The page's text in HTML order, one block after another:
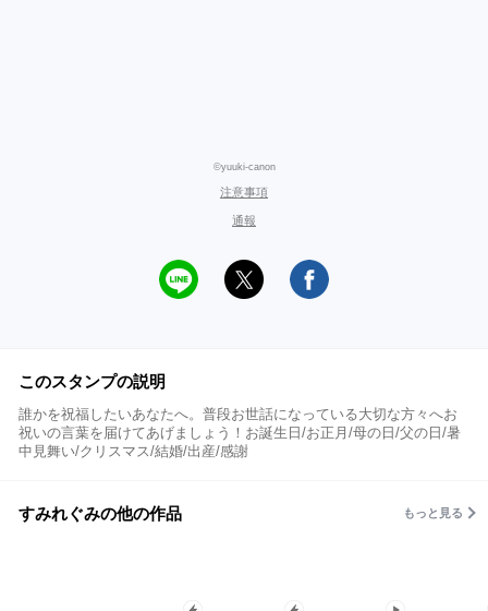
©yuuki-canon
注意事項
通報
このスタンプの説明
誰かを祝福したいあなたへ。普段お世話になっている大切な方々へお
祝いの言葉を届けてあげましょう！お誕生日/お正月/母の日/父の日/暑
中見舞い/クリスマス/結婚/出産/感謝
すみれぐみの他の作品 もっと見る